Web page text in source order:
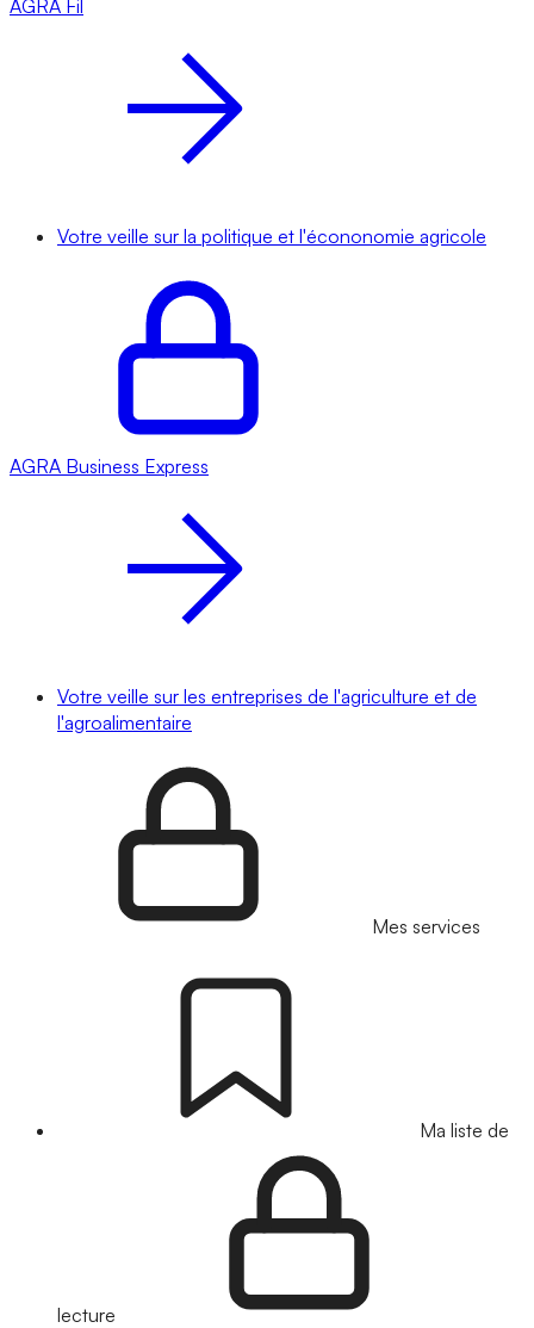
AGRA Fil
Votre veille sur la politique et l'écononomie agricole
AGRA Business Express
Votre veille sur les entreprises de l'agriculture et de
l'agroalimentaire
Mes services
Ma liste de
lecture